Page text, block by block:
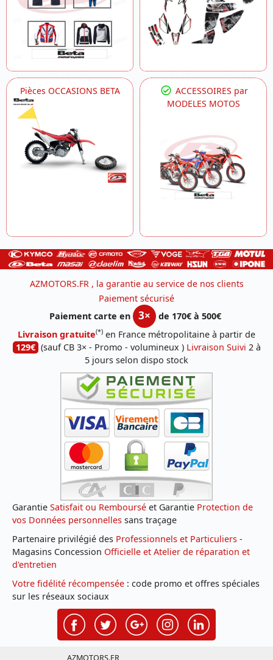
Pièces OCCASIONS BETA
ACCESSOIRES par
MODELES MOTOS
AZMOTORS.FR , la garantie au service de nos clients
Paiement sécurisé
Paiement carte en
3×
de 170€ à 500€
Livraison gratuite(*) en France métropolitaine à partir de
129€ (sauf CB 3× - Promo - volumineux ) Livraison Suivi 2 à
5 jours selon dispo stock
Garantie Satisfait ou Remboursé et Garantie Protection de
vos Données personnelles sans traçage
Partenaire privilégié des Professionnels et Particuliers -
Magasins Concession Officielle et Atelier de réparation et
d'entretien
Votre fidélité récompensée : code promo et offres spéciales
sur les réseaux sociaux
AZMOTORS.FR